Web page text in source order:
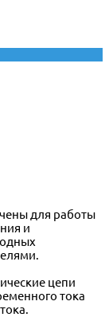
для работы
и
цепи
тока